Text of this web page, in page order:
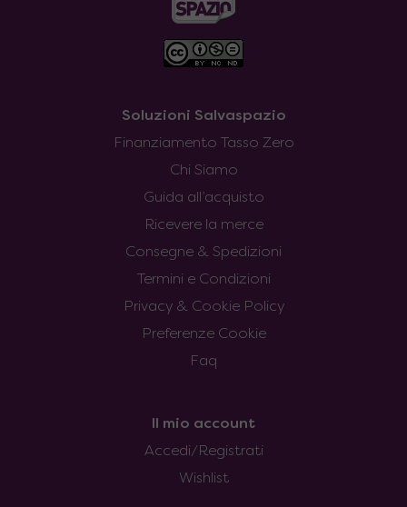
Soluzioni Salvaspazio
Finanziamento Tasso Zero
Chi Siamo
Guida all’acquisto
Ricevere la merce
Consegne & Spedizioni
Termini e Condizioni
Privacy & Cookie Policy
Preferenze Cookie
Faq
Il mio account
Accedi/Registrati
Wishlist